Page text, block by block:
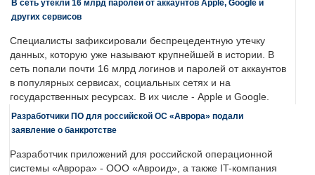
В сеть утекли 16 млрд паролей от аккаунтов Apple, Google и
других сервисов
Специалисты зафиксировали беспрецедентную утечку
данных, которую уже называют крупнейшей в истории. В
сеть попали почти 16 млрд логинов и паролей от аккаунтов
в популярных сервисах, социальных сетях и на
государственных ресурсах. В их числе - Apple и Google.
Разработчики ПО для российской ОС «Аврора» подали
заявление о банкротстве
Разработчик приложений для российской операционной
системы «Аврора» - ООО «Авроид», а также IT-компания